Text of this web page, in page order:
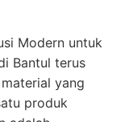
Modern untuk
Bantul terus
yang
produk